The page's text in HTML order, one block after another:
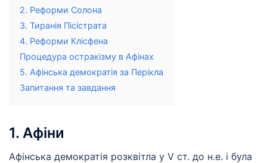
2. Реформи Солона
3. Тиранія Пісістрата
4. Реформи Клісфена
Процедура остракізму в Афінах
5. Афінська демократія за Перікла
Запитання та завдання
1. Афіни
Афінська демократія розквітла у V ст. до н.е. і була